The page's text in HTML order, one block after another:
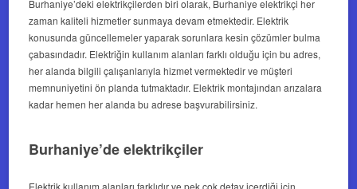
Burhaniye’deki elektrikçilerden biri olarak, Burhaniye elektrikçi her
zaman kaliteli hizmetler sunmaya devam etmektedir. Elektrik
konusunda güncellemeler yaparak sorunlara kesin çözümler bulma
çabasındadır. Elektriğin kullanım alanları farklı olduğu için bu adres,
her alanda bilgili çalışanlarıyla hizmet vermektedir ve müşteri
memnuniyetini ön planda tutmaktadır. Elektrik montajından arızalara
kadar hemen her alanda bu adrese başvurabilirsiniz.
Burhaniye’de elektrikçiler
Elektrik kullanım alanları farklıdır ve pek çok detay içerdiği için